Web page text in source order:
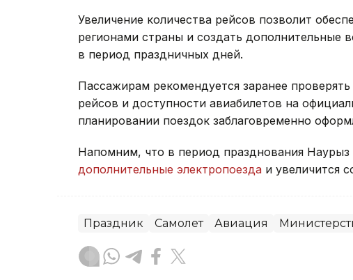
Увеличение количества рейсов позволит
регионами страны и создать дополнительные
в период праздничных дней.
Пассажирам рекомендуется заранее
рейсов и доступности авиабилетов на
планировании поездок заблаговременно
Напомним, что в период празднования
дополнительные электропоезда и увеличится
Праздник Самолет Авиация